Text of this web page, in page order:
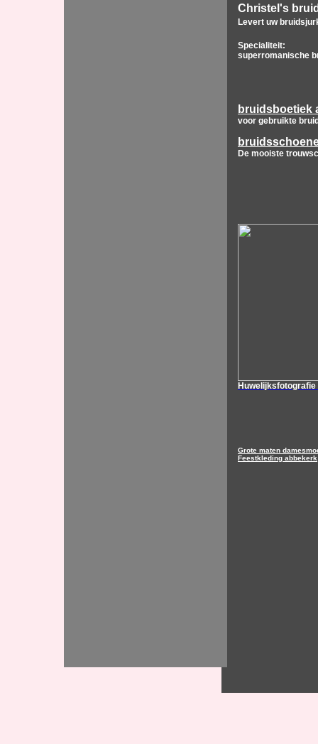
Christel's
Levert uw
Specialiteit:
superromanische
bruidsboetiek
voor gebruikte
De mooiste
Huwelijksfotografie
Grote maten
Feestkleding abbekerk